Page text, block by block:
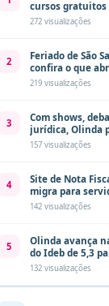
cursos gratuitos
comunicação
272 visualizações
2
Feriado de São
confira o que
219 visualizações
3
Com shows,
jurídica, Olinda
de combate à
neste sábado (8)
157 visualizações
4
Site de Nota
migra para
142 visualizações
5
Olinda avança
do Ideb de 5,3
132 visualizações